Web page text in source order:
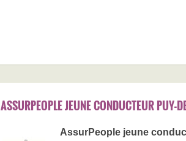
ASSURPEOPLE JEUNE CONDUCTEUR PUY-
AssurPeople jeune